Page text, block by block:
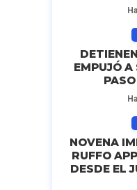
EMPUJÓ A
NOVENA
RUFFO
DESDE EL